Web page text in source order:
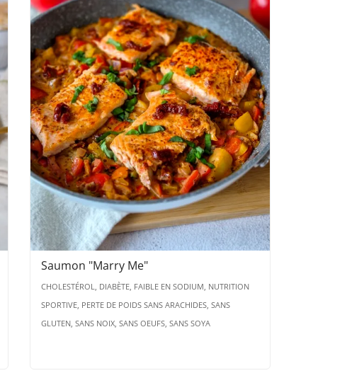
Saumon "Marry Me"
CHOLESTÉROL, DIABÈTE, FAIBLE EN SODIUM, NUTRITION
SPORTIVE, PERTE DE POIDS SANS ARACHIDES, SANS
GLUTEN, SANS NOIX, SANS OEUFS, SANS SOYA